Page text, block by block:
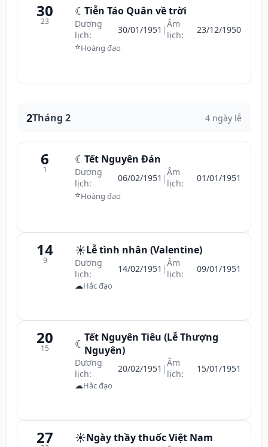
30
23
☾ Tiễn Táo Quân về trời
Dương
lịch:
30/01/1951 |Âm
lịch:
23/12/1950
⭐Hoàng đạo
2Tháng 2 4 ngày lễ
6
1
☾ Tết Nguyên Đán
Dương
lịch:
06/02/1951 |Âm
lịch:
01/01/1951
⭐Hoàng đạo
14
9
☀️Lễ tình nhân (Valentine)
Dương
lịch:
14/02/1951 |Âm
lịch:
09/01/1951
☁Hắc đạo
20
15 ☾ Tết Nguyên Tiêu (Lễ Thượng
Nguyên)
Dương
lịch:
20/02/1951 |Âm
lịch:
15/01/1951
☁Hắc đạo
27 ☀️Ngày thầy thuốc Việt Nam